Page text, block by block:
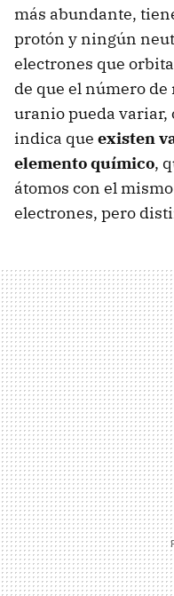
más abundante,
protón y ningún
electrones que
de que el número
uranio pueda variar,
indica que existen
elemento químico,
átomos con el
electrones, pero